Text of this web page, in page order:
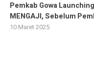
Pemkab Gowa
MENGAJI, Sebelum
10 Maret 2025